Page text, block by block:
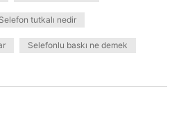
Selefon tutkalı nedir
Selefonlu baskı ne demek